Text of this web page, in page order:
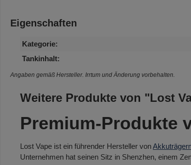
Eigenschaften
Kategorie:
Tankinhalt:
Angaben gemäß Hersteller. Irrtum und Änderung vorbehalten.
Weitere Produkte von "Lost
Premium-Produkte
Lost Vape ist ein führender Hersteller von
Unternehmen hat seinen Sitz in Shenzhen, einem